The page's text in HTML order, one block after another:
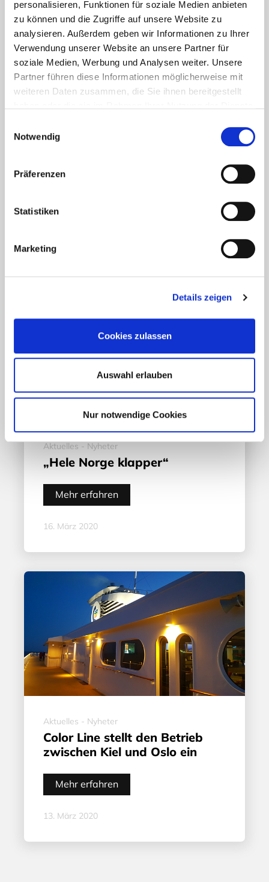
personalisieren, Funktionen für soziale Medien anbieten
zu können und die Zugriffe auf unsere Website zu
analysieren. Außerdem geben wir Informationen zu Ihrer
Verwendung unserer Website an unsere Partner für
soziale Medien, Werbung und Analysen weiter. Unsere
Partner führen diese Informationen möglicherweise mit
weiteren Daten zusammen, die Sie ihnen bereitgestellt
Notwendig
Präferenzen
Statistiken
Marketing
Details zeigen
Cookies zulassen
Auswahl erlauben
Nur notwendige Cookies
Coronavirus in Norwegen –
Aktuelles - Nyheter
„Hele Norge klapper“
Mehr erfahren
16. März 2020
Aktuelles - Nyheter
Color Line stellt den Betrieb
zwischen Kiel und Oslo ein
Mehr erfahren
13. März 2020